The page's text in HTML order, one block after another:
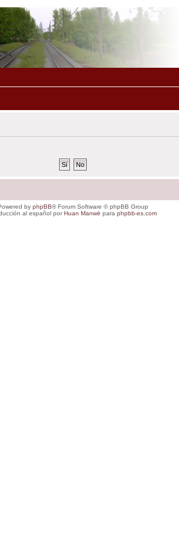
by phpBB® Forum Software © phpBB Group
al español porHuan Manwë para phpbb-es.com